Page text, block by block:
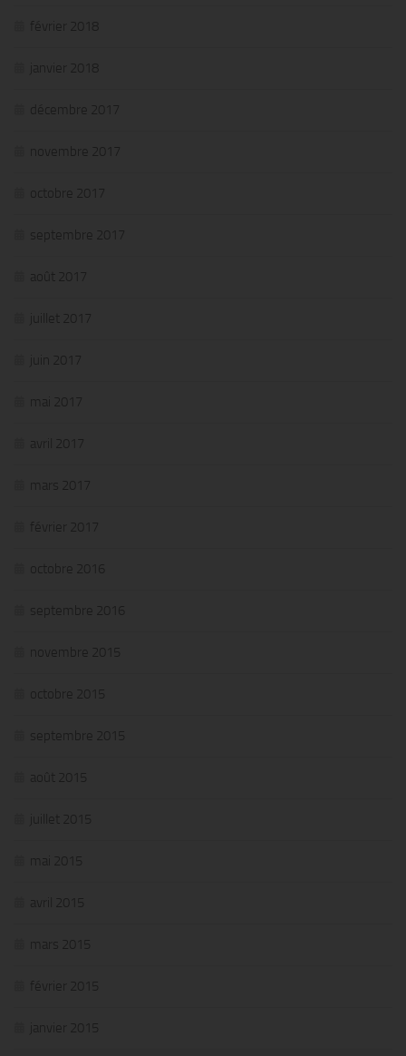
février 2018
janvier 2018
décembre 2017
novembre 2017
octobre 2017
septembre 2017
août 2017
juillet 2017
juin 2017
mai 2017
avril 2017
mars 2017
février 2017
octobre 2016
septembre 2016
novembre 2015
octobre 2015
septembre 2015
août 2015
juillet 2015
mai 2015
avril 2015
mars 2015
février 2015
janvier 2015